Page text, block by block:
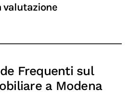
valutazione
Frequenti sul
a Modena